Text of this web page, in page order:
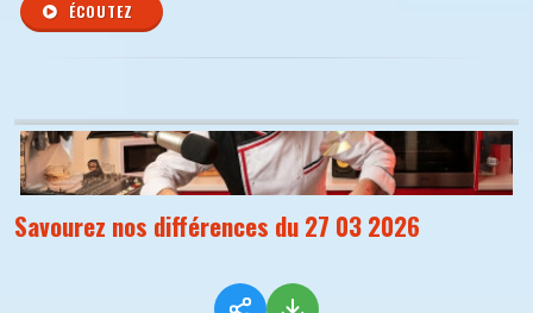
ÉCOUTEZ
Savourez nos différences du 27 03 2026